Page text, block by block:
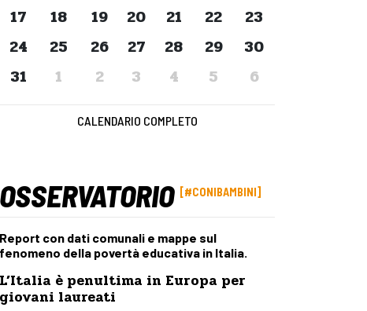
17
18 19 20 21 22
23
24
25 26 27 28 29
30
31
1 2 3 4 5 6
CALENDARIO COMPLETO
OSSERVATORIO #CONIBAMBINI
Report con dati comunali e mappe sul
fenomeno della povertà educativa in Italia.
L’Italia è penultima in Europa per
giovani laureati